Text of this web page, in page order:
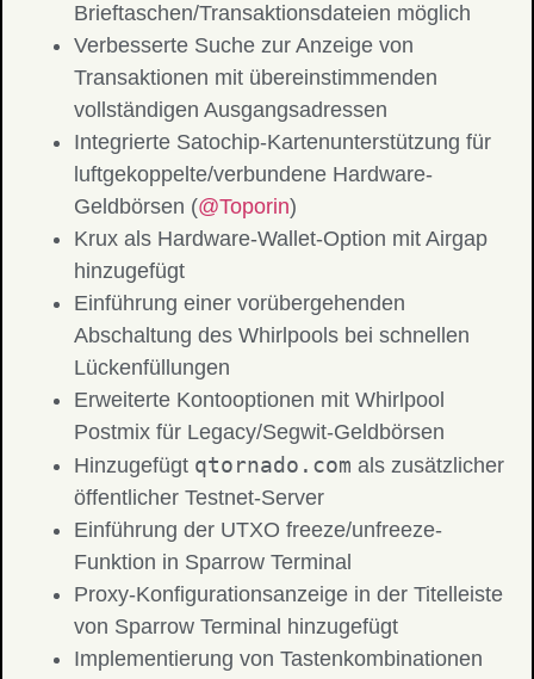
Brieftaschen/Transaktionsdateien möglich
Verbesserte Suche zur Anzeige von
Transaktionen mit übereinstimmenden
vollständigen Ausgangsadressen
Integrierte Satochip-Kartenunterstützung für
luftgekoppelte/verbundene Hardware-
Geldbörsen (@Toporin)
Krux als Hardware-Wallet-Option mit Airgap
hinzugefügt
Einführung einer vorübergehenden
Abschaltung des Whirlpools bei schnellen
Lückenfüllungen
Erweiterte Kontooptionen mit Whirlpool
Postmix für Legacy/Segwit-Geldbörsen
Hinzugefügt qtornado.com als zusätzlicher
öffentlicher Testnet-Server
Einführung der UTXO freeze/unfreeze-
Funktion in Sparrow Terminal
Proxy-Konfigurationsanzeige in der Titelleiste
von Sparrow Terminal hinzugefügt
Implementierung von Tastenkombinationen